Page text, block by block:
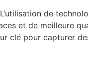
de
et de meilleure
clé pour capturer